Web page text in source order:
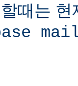
때는